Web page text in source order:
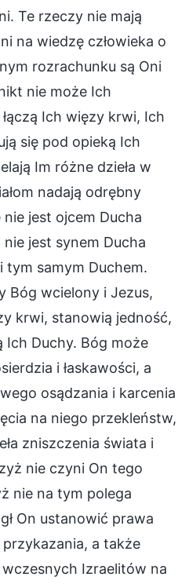
Te rzeczy nie mają
na wiedzę człowieka o
rozrachunku są Oni
nie może Ich
Ich więzy krwi, Ich
się pod opieką Ich
Im różne dzieła w
nadają odrębny
jest ojcem Ducha
jest synem Ducha
tym samym Duchem.
Bóg wcielony i Jezus,
krwi, stanowią jedność,
Duchy. Bóg może
i łaskawości, a
osądzania i karcenia
na niego przekleństw,
zniszczenia świata i
nie czyni On tego
nie na tym polega
On ustanowić prawa
przykazania, a także
Izraelitów na